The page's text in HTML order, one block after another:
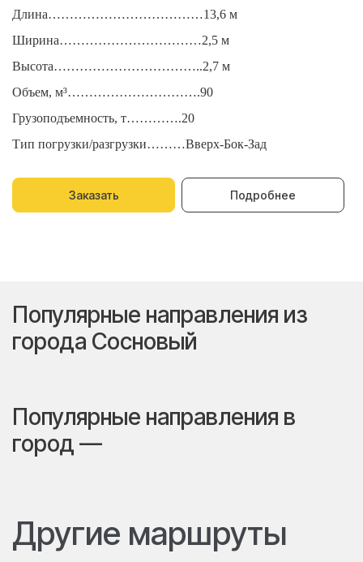
Длина………………………………13,6 м
Ширина……………………………2,5 м
Высота……………………………..2,7 м
Объем, м³………………………….90
Грузоподъемность, т………….20
Тип погрузки/разгрузки………Вверх-Бок-Зад
Заказать Подробнее
Популярные направления из
города Сосновый
Популярные направления в
город —
Другие маршруты